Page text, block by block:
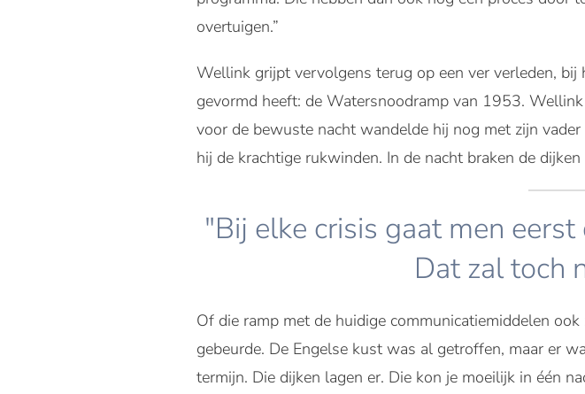
overtuigen.”
Wellink grijpt vervolgens terug op een ver verleden,
gevormd heeft: de Watersnoodramp van 1953.
voor de bewuste nacht wandelde hij nog met zijn
hij de krachtige rukwinden. In de nacht braken de
"Bij elke crisis gaat men
Dat zal toch
Of die ramp met de huidige communicatiemiddelen
gebeurde. De Engelse kust was al getroffen, maar er
termijn. Die dijken lagen er. Die kon je moeilijk in één